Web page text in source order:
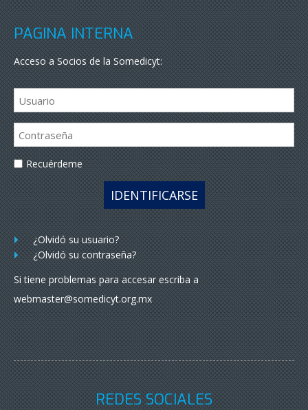
PÁGINA INTERNA
Acceso a Socios de la Somedicyt:
Recuérdeme
IDENTIFICARSE
¿Olvidó su usuario?
¿Olvidó su contraseña?
Si tiene problemas para accesar escriba a
webmaster@somedicyt.org.mx
REDES SOCIALES